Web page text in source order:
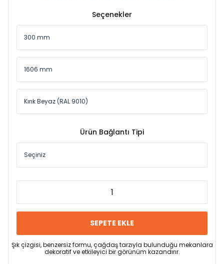
Seçenekler
Ürün Bağlantı Tipi
SEPETE EKLE
Şık çizgisi, benzersiz formu, çağdaş tarzıyla bulunduğu mekanlara
dekoratif ve etkileyici bir görünüm kazandırır.